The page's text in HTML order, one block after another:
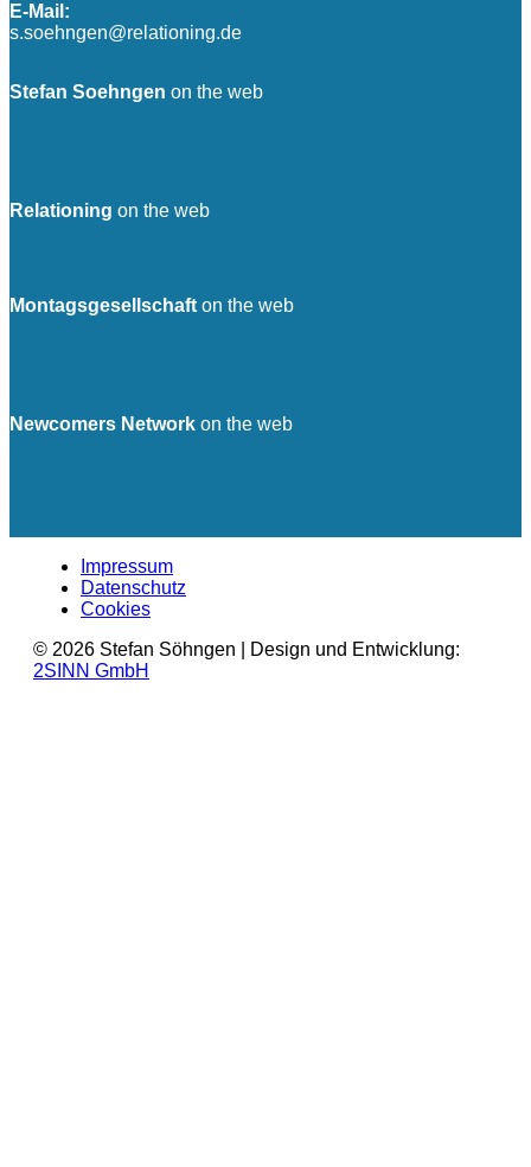
E-Mail:
s.soehngen@relationing.de
Stefan Soehngen on the web
Relationing on the web
Montagsgesellschafton the web
Newcomers Network on the web
Impressum
Datenschutz
Cookies
© 2026 Stefan Söhngen | Design und Entwicklung:
2SINN GmbH